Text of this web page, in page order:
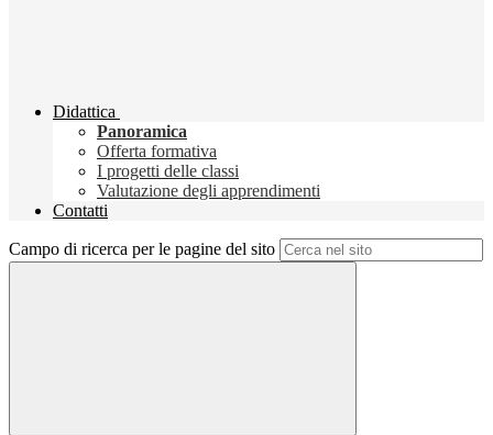
Didattica
Panoramica
Offerta formativa
I progetti delle classi
Valutazione degli apprendimenti
Contatti
Campo di ricerca per le pagine del sito